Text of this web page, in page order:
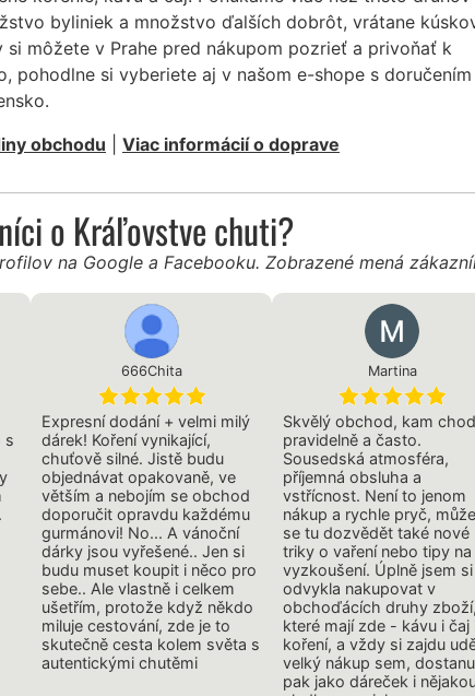
byliniek a množstvo ďalších dobrôt, vrátane
môžete v Prahe pred nákupom pozrieť a privoňať k
pohodlne si vyberiete aj v našom e-shope s doručením
obchodu
Viac informácií o doprave
o Kráľovstve chuti?
na Google a Facebooku. Zobrazené mená
s
666Chita
Expresní dodání + velmi milý
dárek! Koření vynikající,
chuťově silné. Jistě budu
objednávat opakovaně, ve
větším a nebojím se obchod
doporučit opravdu každému
gurmánovi! No... A vánoční
dárky jsou vyřešené.. Jen si
budu muset koupit i něco pro
sebe.. Ale vlastně i celkem
ušetřím, protože když někdo
miluje cestování, zde je to
skutečně cesta kolem světa s
autentickými chutěmi
Martina
Skvělý obchod, kam
pravidelně a často.
Sousedská atmosféra,
příjemná obsluha a
vstřícnost. Není to jenom
nákup a rychle pryč,
se tu dozvědět také nové
triky o vaření nebo tipy na
vyzkoušení. Úplně jsem si
odvykla nakupovat v
obchoďácích druhy zboží,
které mají zde - kávu i čaj
koření, a vždy si zajdu
velký nákup sem, dostanu
pak jako dáreček i